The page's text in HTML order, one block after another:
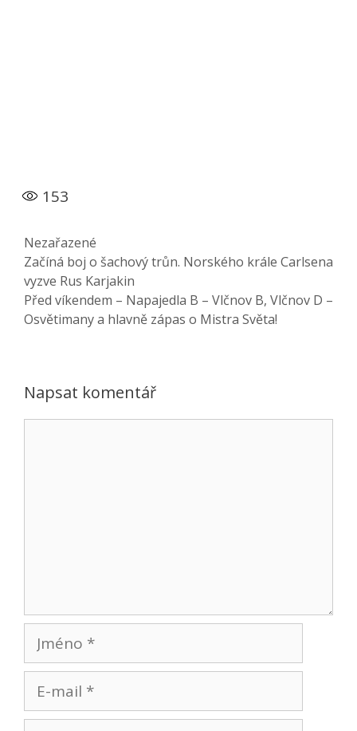
153
Rubriky
Nezařazené
Začíná boj o šachový trůn. Norského krále Carlsena
vyzve Rus Karjakin
Před víkendem – Napajedla B – Vlčnov B, Vlčnov D –
Osvětimany a hlavně zápas o Mistra Světa!
Napsat komentář
Jméno
mail